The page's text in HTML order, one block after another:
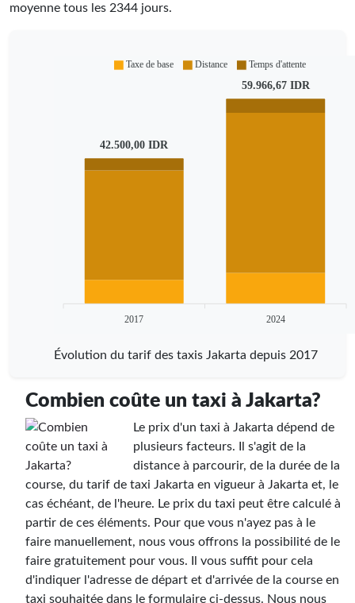
moyenne tous les 2344 jours.
42.500,00 IDR
59.966,67 IDR
2017 2024
Taxe de base Distance Temps d'attente
Évolution du tarif des taxis Jakarta depuis 2017
Combien coûte un taxi à Jakarta?
Le prix d'un taxi à Jakarta dépend de
plusieurs facteurs. Il s'agit de la
distance à parcourir, de la durée de la
course, du tarif de taxi Jakarta en vigueur à Jakarta et, le
cas échéant, de l'heure. Le prix du taxi peut être calculé à
partir de ces éléments. Pour que vous n'ayez pas à le
faire manuellement, nous vous offrons la possibilité de le
faire gratuitement pour vous. Il vous suffit pour cela
d'indiquer l'adresse de départ et d'arrivée de la course en
taxi souhaitée dans le formulaire ci-dessus. Nous nous